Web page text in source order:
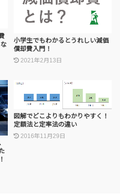
小学生でもわかるとうれしい減価
償却費入門！
2021年2月13日
図解でどこよりもわかりやすく！
定額法と定率法の違い
2016年11月29日